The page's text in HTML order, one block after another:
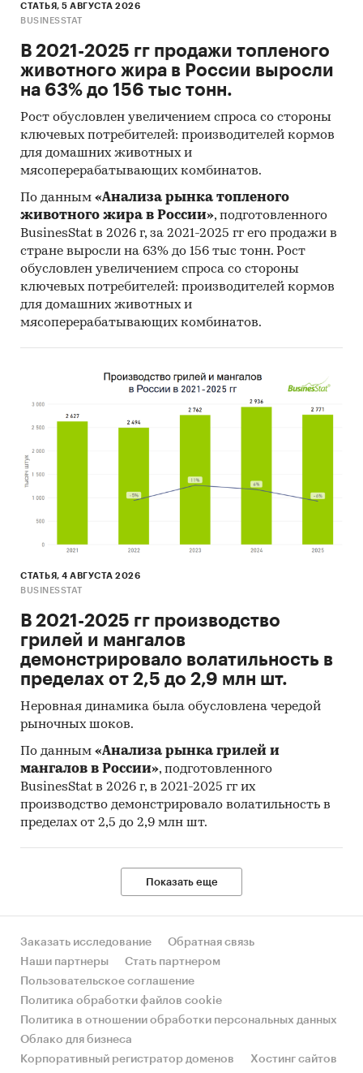
Региональные и федеральные СМИ
(отчетность открытых акционерных
обществ)
Интервью с отдельными экспертами
отрасли, материалы отраслевых
учреждений
Проведение интервью под легендой с
производством и реализацией исследуемой
продукции в РФ и Мире
Прочие источники
Категории: IT и телекоммуникации /
Интернет-торговля
Россия
СТАТЬЯ, 5 АВГУСТА 2026
BUSINESSTAT
В 2021-2025 гг продажи топленого
животного жира в России выросли
на 63% до 156 тыс тонн.
Рост обусловлен увеличением спроса со стороны
ключевых потребителей: производителей кормов
для домашних животных и
мясоперерабатывающих комбинатов.
По данным «Анализа рынка топленого
животного жира в России», подготовленного
BusinesStat в 2026 г, за 2021-2025 гг его продажи в
стране выросли на 63% до 156 тыс тонн. Рост
обусловлен увеличением спроса со стороны
ключевых потребителей: производителей кормов
для домашних животных и
мясоперерабатывающих комбинатов.
СТАТЬЯ, 4 АВГУСТА 2026
BUSINESSTAT
В 2021-2025 гг производство
грилей и мангалов
демонстрировало волатильность в
пределах от 2,5 до 2,9 млн шт.
Неровная динамика была обусловлена чередой
рыночных шоков.
По данным «Анализа рынка грилей и
мангалов в России», подготовленного
BusinesStat в 2026 г, в 2021-2025 гг их
производство демонстрировало волатильность в
пределах от 2,5 до 2,9 млн шт.
Показать еще
Заказать исследование
Обратная связь
Наши партнеры
Стать партнером
Пользовательское соглашение
Политика обработки файлов cookie
Политика в отношении обработки персональных данных
Облако для бизнеса
Корпоративный регистратор доменов
Хостинг сайтов